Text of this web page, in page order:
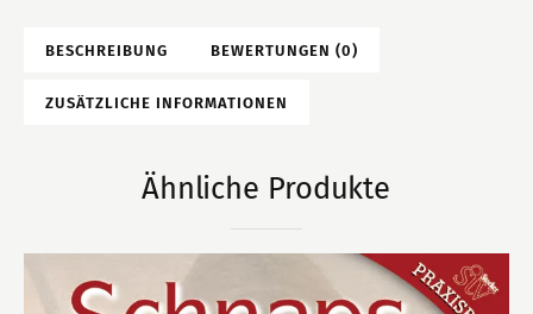
BESCHREIBUNG BEWERTUNGEN (0)
ZUSÄTZLICHE INFORMATIONEN
Ähnliche Produkte